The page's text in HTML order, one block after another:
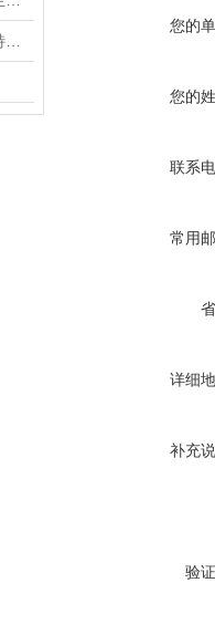
您的
您的
联系
常用
详细
补充
验